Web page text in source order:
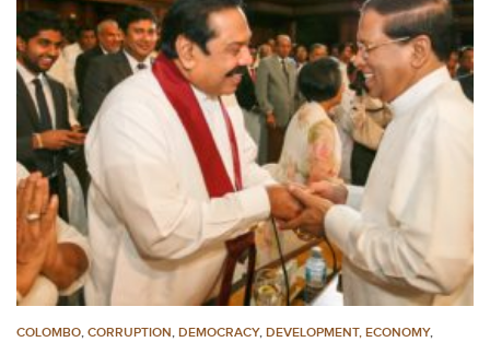
COLOMBO, CORRUPTION, DEMOCRACY, DEVELOPMENT, ECONOMY,